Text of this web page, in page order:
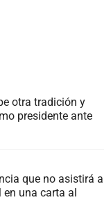
otra tradición y
presidente ante
que no asistirá a
en una carta al